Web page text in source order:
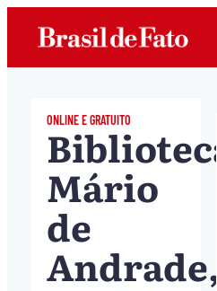
ONLINE E GRATUITO
Biblioteca
Mário
de
Andrade,